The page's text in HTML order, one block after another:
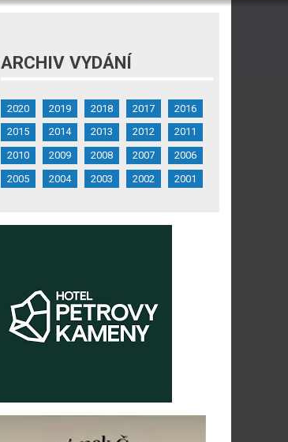
ARCHIV VYDÁNÍ
2020 2019 2018 2017
2016
2015
2014 2013 2012
2011
2010
2009 2008 2007
2006
2005
2004 2003 2002 2001